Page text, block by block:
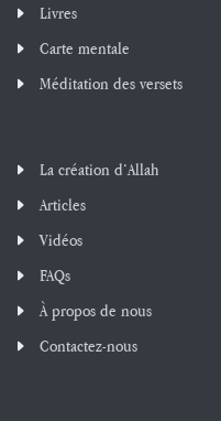
Livres
Carte mentale
Méditation des versets
La création d’Allah
Articles
Vidéos
FAQs
À propos de nous
Contactez-nous